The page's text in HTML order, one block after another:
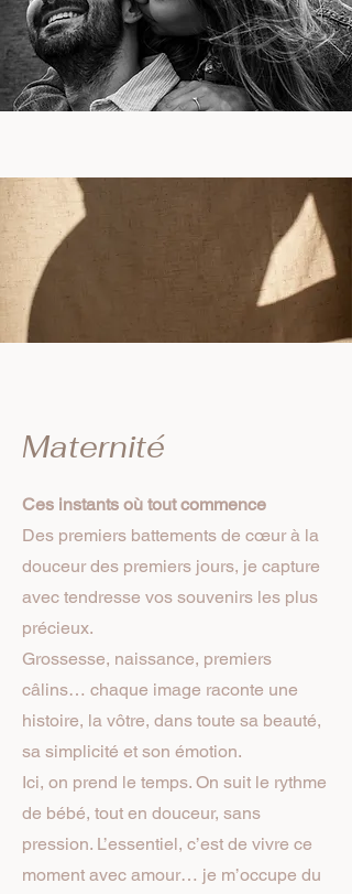
Maternité
Ces instants où tout commence
Des premiers battements de cœur à la
douceur des premiers jours, je capture
avec tendresse vos souvenirs les plus
précieux.
Grossesse, naissance, premiers
câlins… chaque image raconte une
histoire, la vôtre, dans toute sa beauté,
sa simplicité et son émotion.
Ici, on prend le temps. On suit le rythme
de bébé, tout en douceur, sans
pression. L’essentiel, c’est de vivre ce
moment avec amour… je m’occupe du